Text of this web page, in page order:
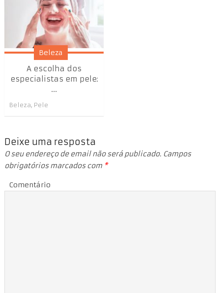
Beleza
A escolha dos
especialistas em pele:
...
Beleza, Pele
Deixe uma resposta
O seu endereço de email não será publicado. Campos
obrigatórios marcados com *
Comentário